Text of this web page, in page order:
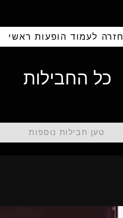
חזרה לעמוד הופעות ראשי
כל החבילות
טען חבילות נוספות